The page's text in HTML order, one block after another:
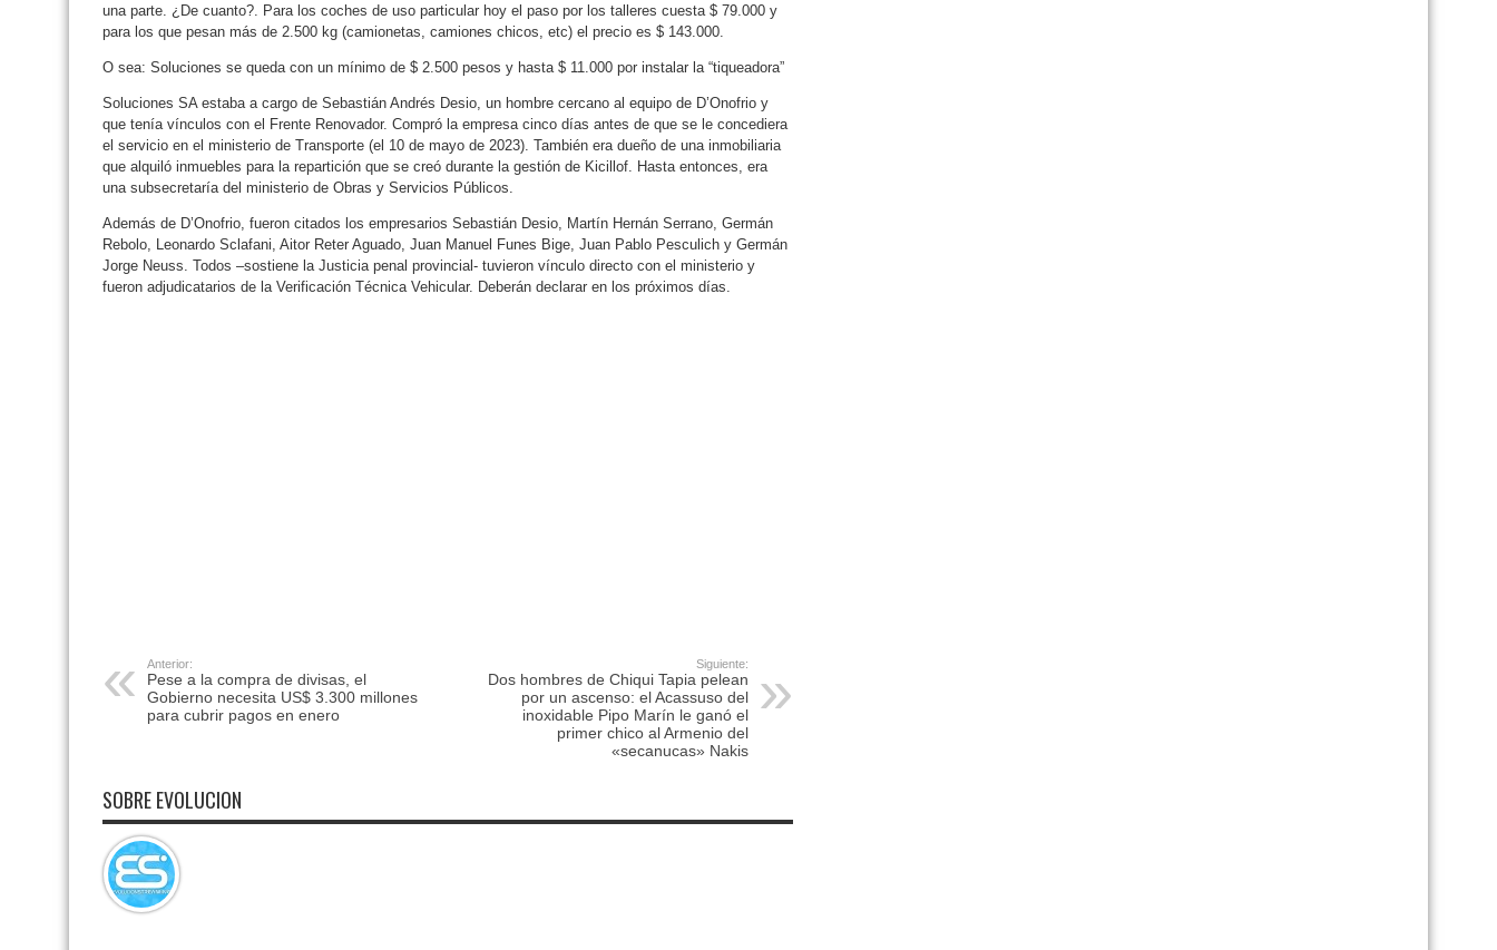
una parte. ¿De cuanto?. Para los coches de uso particular hoy el paso por los talleres cuesta $ 79.000 y
para los que pesan más de 2.500 kg (camionetas, camiones chicos, etc) el precio es $ 143.000.
O sea: Soluciones se queda con un mínimo de $ 2.500 pesos y hasta $ 11.000 por instalar la “tiqueadora”
Soluciones SA estaba a cargo de Sebastián Andrés Desio, un hombre cercano al equipo de D’Onofrio y
que tenía vínculos con el Frente Renovador. Compró la empresa cinco días antes de que se le concediera
el servicio en el ministerio de Transporte (el 10 de mayo de 2023). También era dueño de una inmobiliaria
que alquiló inmuebles para la repartición que se creó durante la gestión de Kicillof. Hasta entonces, era
una subsecretaría del ministerio de Obras y Servicios Públicos.
Además de D’Onofrio, fueron citados los empresarios Sebastián Desio, Martín Hernán Serrano, Germán
Rebolo, Leonardo Sclafani, Aitor Reter Aguado, Juan Manuel Funes Bige, Juan Pablo Pesculich y Germán
Jorge Neuss. Todos –sostiene la Justicia penal provincial- tuvieron vínculo directo con el ministerio y
fueron adjudicatarios de la Verificación Técnica Vehicular. Deberán declarar en los próximos días.
Anterior:
Pese a la compra de divisas, el
Gobierno necesita US$ 3.300 millones
para cubrir pagos en enero
Siguiente:
Dos hombres de Chiqui Tapia pelean
por un ascenso: el Acassuso del
inoxidable Pipo Marín le ganó el
primer chico al Armenio del
«secanucas» Nakis
SOBRE EVOLUCION